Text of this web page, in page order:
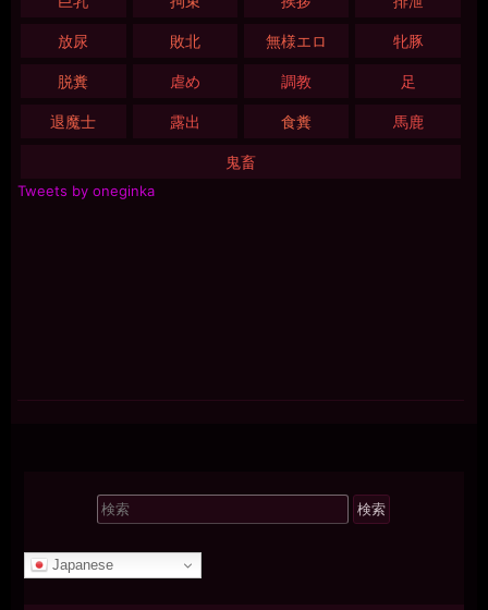
放尿 敗北 無様エロ 牝豚
脱糞 虐め 調教 足
退魔士 露出 食糞 馬鹿
鬼畜
Tweets by oneginka
検
索
象:
Japanese